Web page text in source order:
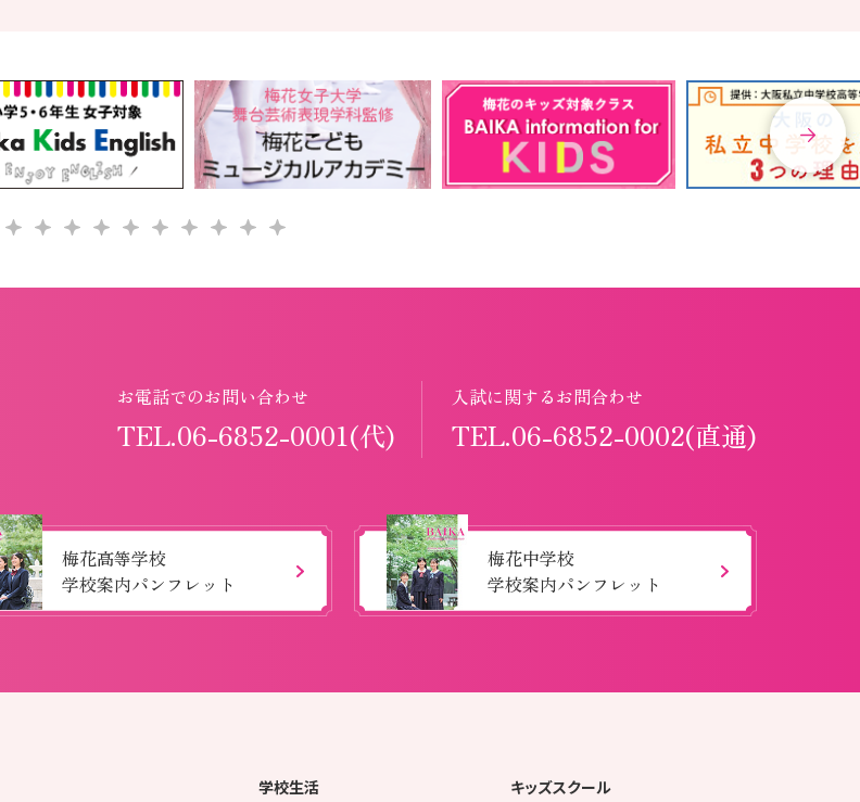
お電話でのお問い合わせ
TEL.06-6852-0001(代)
入試に関するお問合わせ
TEL.06-6852-0002(直通)
梅花高等学校
学校案内パンフレット
梅花中学校
学校案内パンフレット
学校生活
キッズスクール